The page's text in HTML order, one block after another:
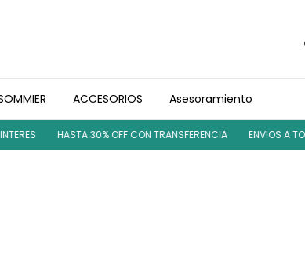
ACCESORIOS Asesoramiento
HASTA 30% OFF CON TRANSFERENCIA ENVIOS A